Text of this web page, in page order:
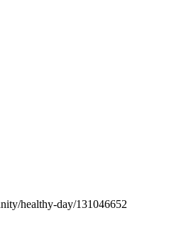
healthy-day/131046652